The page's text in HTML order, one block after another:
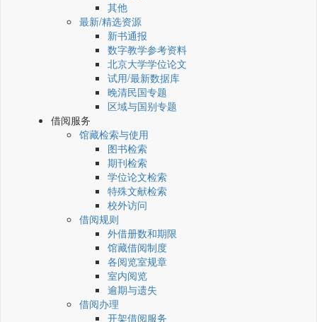
其他
最新/精选资源
新书通报
数字教学参考资料
北京大学学位论文
试用/最新数据库
晚清民国专题
区域与国别专题
借阅服务
馆藏检索与使用
图书检索
期刊检索
学位论文检索
特殊文献检索
校外访问
借阅规则
外借册数和期限
馆藏借阅制度
各阅览室规章
室内阅览
逾期与遗失
借阅办理
开架借阅服务